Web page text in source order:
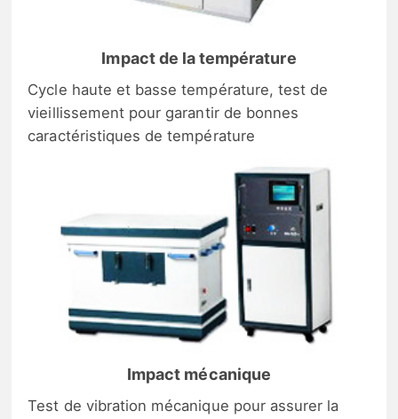
Impact de la température
Cycle haute et basse température, test de
vieillissement pour garantir de bonnes
caractéristiques de température
Impact mécanique
Test de vibration mécanique pour assurer la